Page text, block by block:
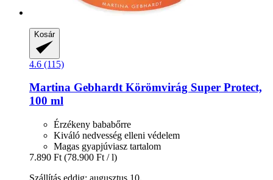
Kosár
4.6 (115)
Martina GebhardtKörömvirág Super Protect,
100 ml
Érzékeny bababőrre
Kiváló nedvesség elleni védelem
Magas gyapjúviasz tartalom
7.890 Ft (78.900 Ft / l)